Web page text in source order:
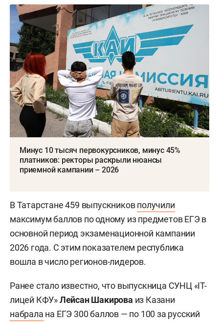
Минус 10 тысяч первокурсников, минус 45%
платников: ректоры раскрыли нюансы
приемной кампании – 2026
В Татарстане 459 выпускниковполучили
максимум баллов по одному из предметов ЕГЭ в
основной период экзаменационной кампании
2026 года. С этим показателем республика
вошла в число регионов-лидеров.
Ранее стало известно, что выпускница СУНЦ «IT-
лицей КФУ»Лейсан Шакирова из Казани
набрала на ЕГЭ 300 баллов — по 100 за русский